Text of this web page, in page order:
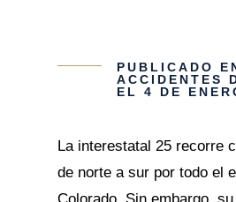
PUBLICADO
ACCIDENTES
EL 4 DE
La interestatal 25 recorre
de norte a sur por todo el